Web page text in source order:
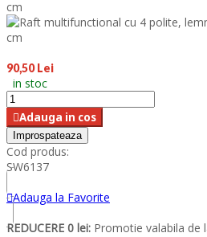
90,50 Lei
in stoc
Adauga in cos
Cod produs:
SW6137
Adauga la Favorite
REDUCERE 0 lei: Promotie valabila de